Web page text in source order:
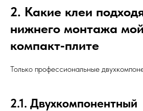
2. Какие клеи
нижнего монтажа
компакт‑плите
Только профессиональные
2.1. Двухкомпонентный